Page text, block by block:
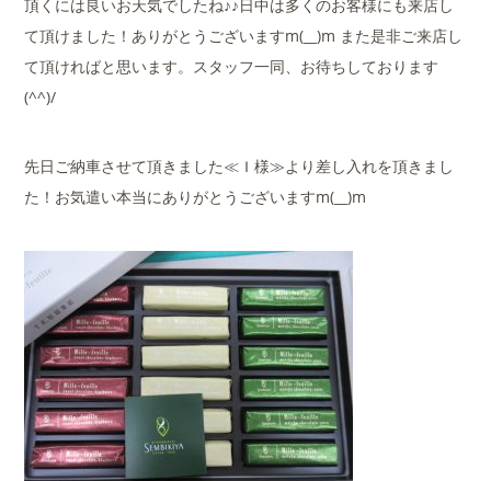
頂くには良いお天気でしたね♪♪日中は多くのお客様にも来店し
て頂けました！ありがとうございますm(__)m また是非ご来店し
て頂ければと思います。スタッフ一同、お待ちしております
(^^)/
先日ご納車させて頂きました≪Ｉ様≫より差し入れを頂きまし
た！お気遣い本当にありがとうございますm(__)m